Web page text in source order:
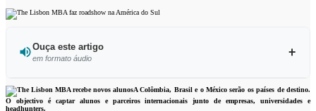
Ouça este artigo
em formato áudio
Ouvir este artigo
A Colômbia, Brasil e o México serão os países de destino.
O objectivo é captar alunos e parceiros internacionais junto de empresas, universidades e
headhunters.